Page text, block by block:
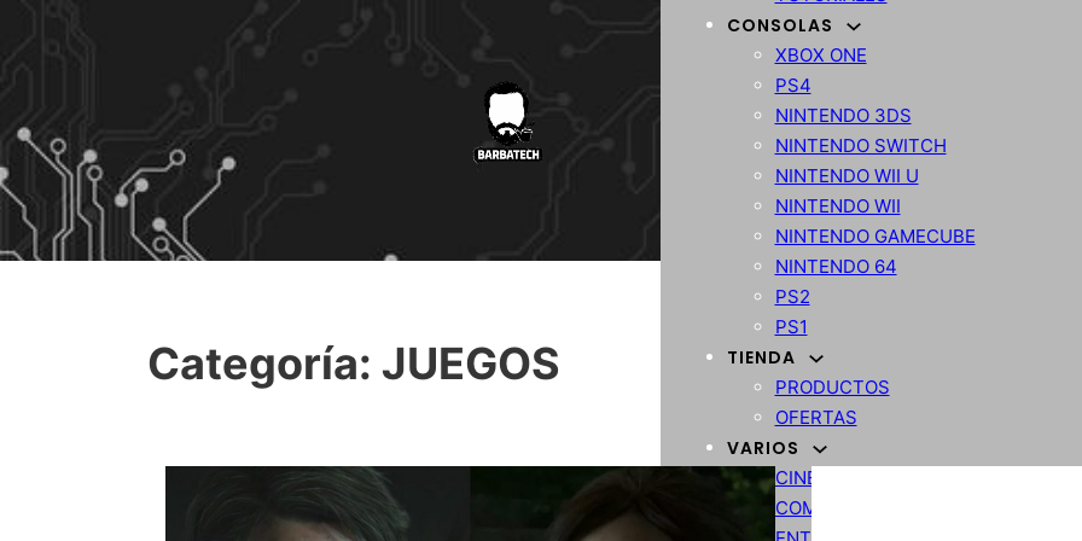
CONSOLAS
XBOX ONE
PS4
NINTENDO 3DS
NINTENDO SWITCH
NINTENDO WII U
NINTENDO WII
NINTENDO GAMECUBE
NINTENDO 64
PS2
PS1
TIENDA
PRODUCTOS
OFERTAS
VARIOS
CINE
COMPARATIVA
Categoría: JUEGOS